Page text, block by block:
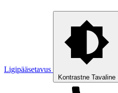
Ligipääsetavus
Kontrastne Tavaline